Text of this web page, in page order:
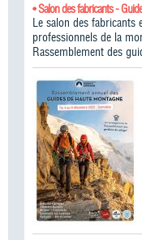
• Salon des fabricants -
Le salon des fabricants
professionnels de la
Rassemblement des